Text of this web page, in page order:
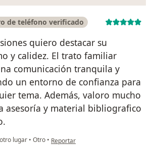
de teléfono verificado
quiero destacar su
y calidez. El trato familiar
comunicación tranquila y
un entorno de confianza para
tema. Además, valoro mucho
asesoría y material bibliografico
otro lugar • Otro • en opinión del usuario J.V.S
Reportar